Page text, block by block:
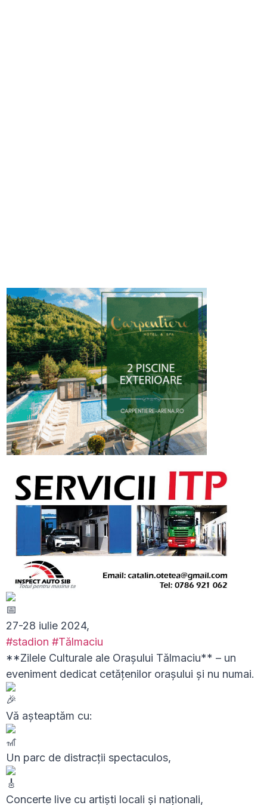
27-28 iulie 2024,
#stadion #Tălmaciu
**Zilele Culturale ale Orașului Tălmaciu** – un
eveniment dedicat cetățenilor orașului și nu numai.
Vă așteaptăm cu:
Un parc de distracții spectaculos,
Concerte live cu artiști locali și naționali,